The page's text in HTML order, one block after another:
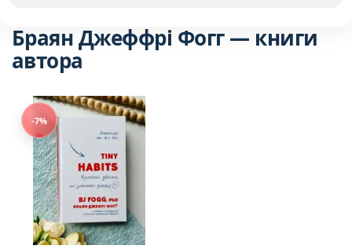
Браян Джеффрі Фогг — книги
автора
-7%